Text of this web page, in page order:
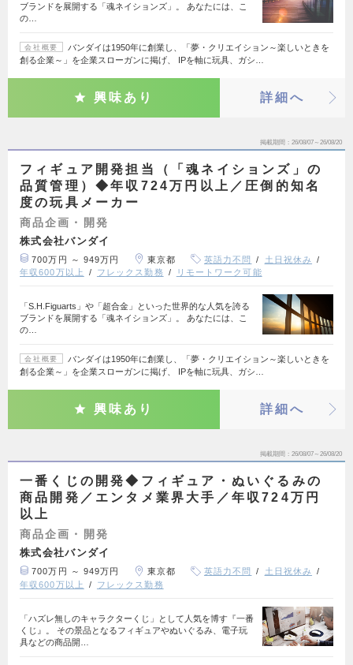
ブランドを展開する「魂ネイションズ」。 あなたには、こ
の…
会社概要
バンダイは1950年に創業し、「夢・クリエイション～楽しいときを
創る企業～」を企業スローガンに掲げ、 IPを軸に玩具、ガシ…
興味あり 詳細へ
掲載期間 26/08/07～26/08/20
フィギュア開発担当（「魂ネイションズ」の
品質管理）◆年収724万円以上／圧倒的知名
度の玩具メーカー
商品企画・開発
株式会社バンダイ
700万円 ～ 949万円 東京都 英語力不問
土日祝休み
年収600万以上
フレックス勤務 リモートワーク可能
「S.H.Figuarts」や「超合金」といった世界的な人気を誇る
ブランドを展開する「魂ネイションズ」。 あなたには、こ
の…
会社概要
バンダイは1950年に創業し、「夢・クリエイション～楽しいときを
創る企業～」を企業スローガンに掲げ、 IPを軸に玩具、ガシ…
興味あり 詳細へ
掲載期間 26/08/07～26/08/20
一番くじの開発◆フィギュア・ぬいぐるみの
商品開発／エンタメ業界大手／年収724万円
以上
商品企画・開発
株式会社バンダイ
700万円 ～ 949万円 東京都 英語力不問
土日祝休み
年収600万以上
フレックス勤務
「ハズレ無しのキャラクターくじ」として人気を博す『一番
くじ』。 その景品となるフィギュアやぬいぐるみ、電子玩
具などの商品開…